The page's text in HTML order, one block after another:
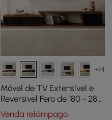
+14
Móvel de TV Extensível e
Reversível Fero de 180 - 280
cm com 3 Gavetas
Venda relâmpago